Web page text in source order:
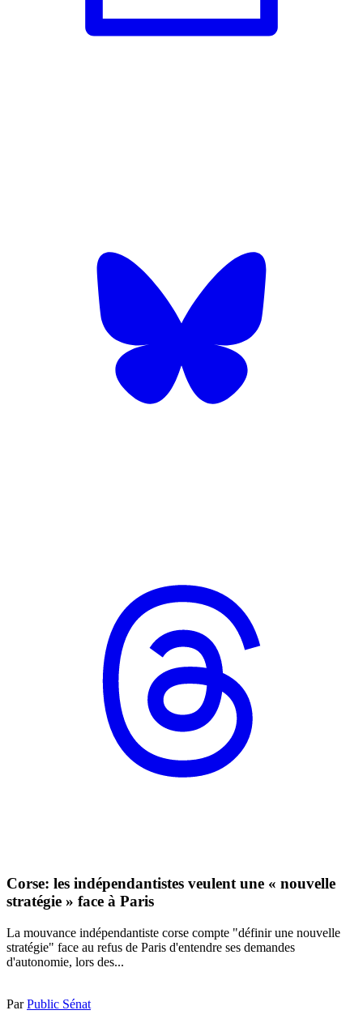
Corse: les indépendantistes veulent une « nouvelle
stratégie » face à Paris
La mouvance indépendantiste corse compte "définir une nouvelle
stratégie" face au refus de Paris d'entendre ses demandes
d'autonomie, lors des...
ParPublic Sénat